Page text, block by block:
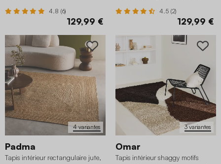
4.8 (6)
129,99 €
4.5 (2)
129,99 €
4 variantes
Padma
Tapis intérieur rectangulaire jute,
3 variantes
Omar
Tapis intérieur shaggy motifs